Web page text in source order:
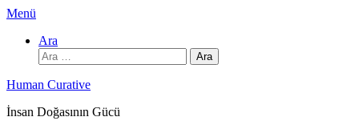
İçeriğe
Menü
Ara
Arama:
Human Curative
İnsan Doğasının Gücü